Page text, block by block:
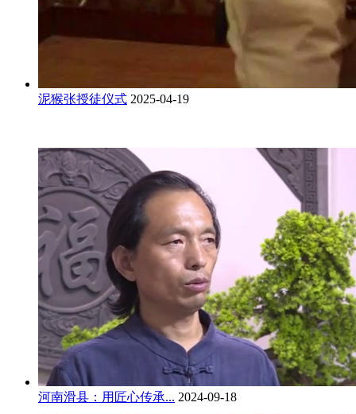
泥猴张授徒仪式 2025-04-19
河南滑县：用匠心传承... 2024-09-18